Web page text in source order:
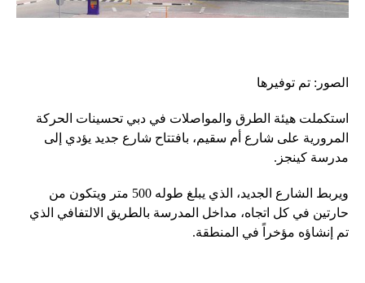
الصور: تم توفيرها
استكملت هيئة الطرق والمواصلات في دبي تحسينات الحركة
المرورية على شارع أم سقيم، بافتتاح شارع جديد يؤدي إلى
مدرسة كينجز.
ويربط الشارع الجديد، الذي يبلغ طوله 500 متر ويتكون من
حارتين في كل اتجاه، مداخل المدرسة بالطريق الالتفافي الذي
تم إنشاؤه مؤخراً في المنطقة.